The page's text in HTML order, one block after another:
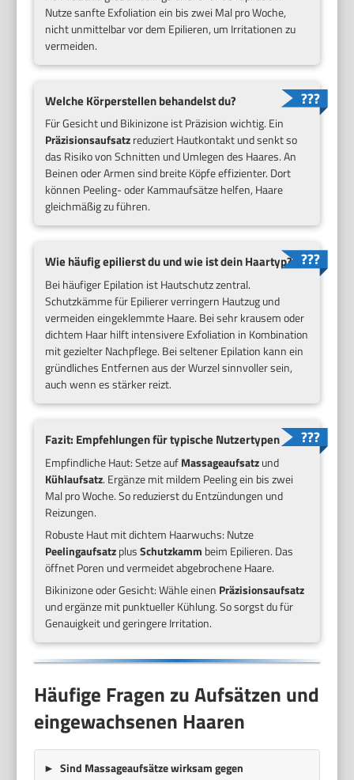
Nutze sanfte Exfoliation ein bis zwei Mal pro Woche,
nicht unmittelbar vor dem Epilieren, um Irritationen zu
vermeiden.
Welche Körperstellen behandelst du?
Für Gesicht und Bikinizone ist Präzision wichtig. Ein
Präzisionsaufsatzreduziert Hautkontakt und senkt so
das Risiko von Schnitten und Umlegen des Haares. An
Beinen oder Armen sind breite Köpfe effizienter. Dort
können Peeling- oder Kammaufsätze helfen, Haare
gleichmäßig zu führen.
Wie häufig epilierst du und wie ist dein Haartyp?
Bei häufiger Epilation ist Hautschutz zentral.
Schutzkämme für Epilierer verringern Hautzug und
vermeiden eingeklemmte Haare. Bei sehr krausem oder
dichtem Haar hilft intensivere Exfoliation in Kombination
mit gezielter Nachpflege. Bei seltener Epilation kann ein
gründliches Entfernen aus der Wurzel sinnvoller sein,
auch wenn es stärker reizt.
Fazit: Empfehlungen für typische Nutzertypen
Empfindliche Haut: Setze aufMassageaufsatzund
Kühlaufsatz. Ergänze mit mildem Peeling ein bis zwei
Mal pro Woche. So reduzierst du Entzündungen und
Reizungen.
Robuste Haut mit dichtem Haarwuchs: Nutze
PeelingaufsatzplusSchutzkamm beim Epilieren. Das
öffnet Poren und vermeidet abgebrochene Haare.
Bikinizone oder Gesicht: Wähle einen Präzisionsaufsatz
und ergänze mit punktueller Kühlung. So sorgst du für
Genauigkeit und geringere Irritation.
Häufige Fragen zu Aufsätzen und
eingewachsenen Haaren
Sind Massageaufsätze wirksam gegen